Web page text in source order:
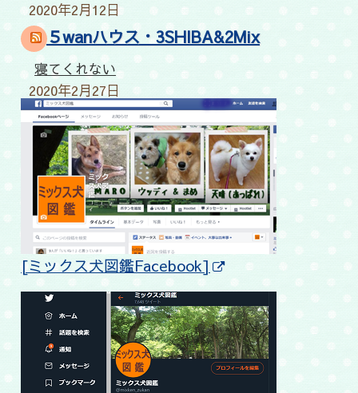
2020年2月12日
５wanハウス・3SHIBA&2Mix
寝てくれない
2020年2月27日
[ミックス犬図鑑Facebook]